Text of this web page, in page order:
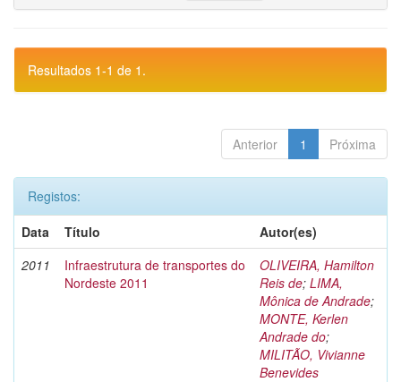
Resultados 1-1 de 1.
Anterior 1 Próxima
Registos:
Data
Título
Autor(es)
2011
Infraestrutura de transportes do
Nordeste 2011
OLIVEIRA, Hamilton
Reis de; LIMA,
Mônica de Andrade;
MONTE, Kerlen
Andrade do;
MILITÃO, Vivianne
Benevides